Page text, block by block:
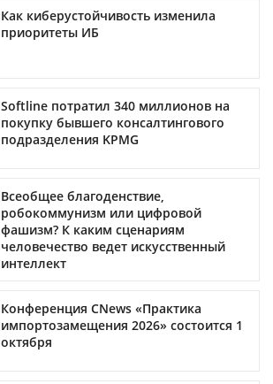
Как киберустойчивость изменила
приоритеты ИБ
Softline потратил 340 миллионов на
покупку бывшего консалтингового
подразделения KPMG
Всеобщее благоденствие,
робокоммунизм или цифровой
фашизм? К каким сценариям
человечество ведет искусственный
интеллект
Конференция CNews «Практика
импортозамещения 2026» состоится 1
октября